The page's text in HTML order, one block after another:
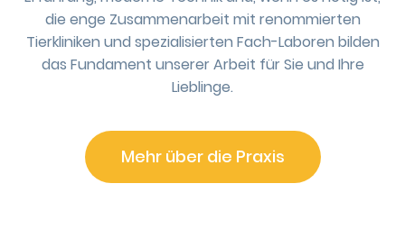
die enge Zusammenarbeit mit renommierten
Tierkliniken und spezialisierten Fach-Laboren bilden
das Fundament unserer Arbeit für Sie und Ihre
Lieblinge.
Mehr über die Praxis